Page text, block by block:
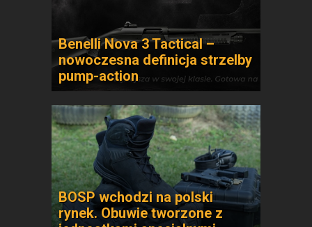
Benelli Nova 3 Tactical –
nowoczesna definicja strzelby
pump-action
BOSP wchodzi na polski
rynek. Obuwie tworzone z